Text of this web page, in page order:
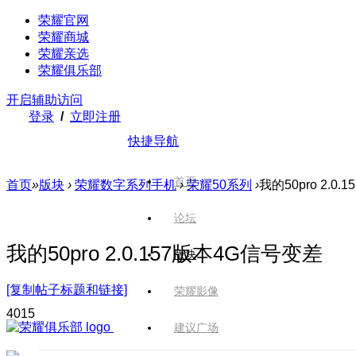
荣耀官网
荣耀商城
荣耀亲选
荣耀俱乐部
开启辅助访问
登录 / 立即注册
快捷导航
首页
论坛
版块
荣耀影像
建议广场
首页»版块 › 荣耀数字系列手机 › 荣耀50系列 ›我的50pro
我的50pro 2.0.157版本4G信号变差
[复制帖子标题和链接]
4015